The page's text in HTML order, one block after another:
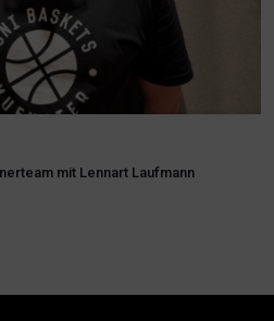
mit Lennart Laufmann